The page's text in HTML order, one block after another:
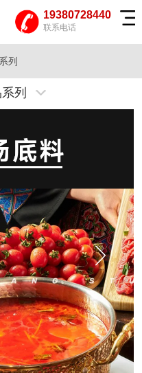
19380728440
联系电话
列
列